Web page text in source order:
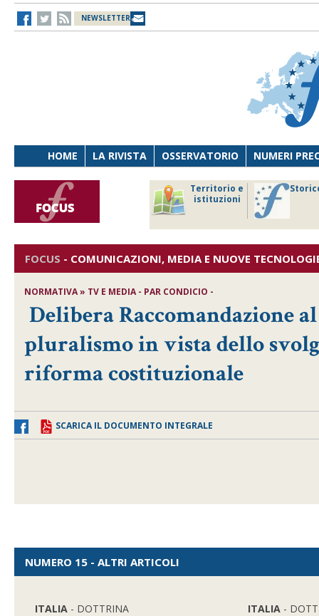
NEWSLETTER
HOME LA RIVISTA OSSERVATORIO NUMERI
Territorio e
istituzioni
FOCUS - COMUNICAZIONI, MEDIA E NUOVE
NORMATIVA » TV E MEDIA - PAR CONDICIO -
Delibera Raccomandazione
pluralismo in vista dello
riforma costituzionale
SCARICA IL DOCUMENTO INTEGRALE
NUMERO 15 - ALTRI ARTICOLI
ITALIA - DOTTRINA ITALIA -